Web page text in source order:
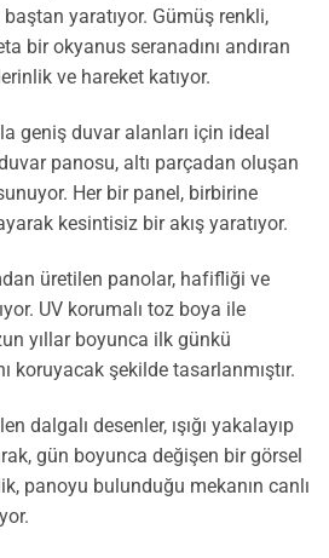
yaratıyor. Gümüş renkli,
bir okyanus seranadını andıran
ve hareket katıyor.
geniş duvar alanları için ideal
panosu, altı parçadan oluşan
Her bir panel, birbirine
kesintisiz bir akış yaratıyor.
üretilen panolar, hafifliği ve
UV korumalı toz boya ile
yıllar boyunca ilk günkü
koruyacak şekilde tasarlanmıştır.
dalgalı desenler, ışığı yakalayıp
gün boyunca değişen bir görsel
panoyu bulunduğu mekanın canlı